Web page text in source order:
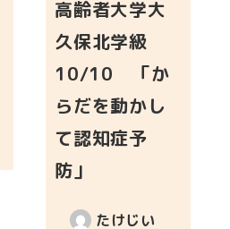
高齢者大学大
久保北学級
10/10 「か
らだを動かし
て認知症予
防」
たけじい